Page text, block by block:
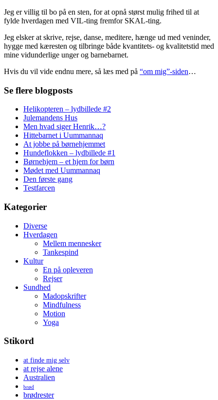
Jeg er villig til bo på en sten, for at opnå størst mulig frihed til at
fylde hverdagen med VIL-ting fremfor SKAL-ting.
Jeg elsker at skrive, rejse, danse, meditere, hænge ud med veninder,
hygge med kæresten og tilbringe både kvantitets- og kvalitetstid med
mine vidunderlige unger og barnebarnet.
Hvis du vil vide endnu mere, så læs med på “om mig”-siden…
Se flere blogposts
Helikopteren – lydbillede #2
Julemandens Hus
Men hvad siger Henrik…?
Hittebarnet i Uummannaq
At jobbe på børnehjemmet
Hundeflokken – lydbillede #1
Børnehjem – et hjem for børn
Mødet med Uummannaq
Den første gang
Testfarcen
Kategorier
Diverse
Hverdagen
Mellem mennesker
Tankespind
Kultur
En på opleveren
Rejser
Sundhed
Madopskrifter
Mindfulness
Motion
Yoga
Stikord
at finde mig selv
at rejse alene
Australien
brød
brødrester